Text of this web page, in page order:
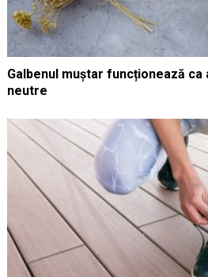
Galbenul muștar funcționează
neutre